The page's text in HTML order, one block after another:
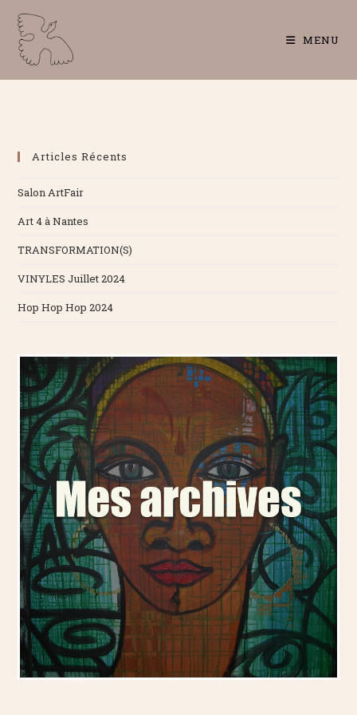
content
MENU
Articles Récents
Salon ArtFair
Art 4 à Nantes
TRANSFORMATION(S)
VINYLES Juillet 2024
Hop Hop Hop 2024